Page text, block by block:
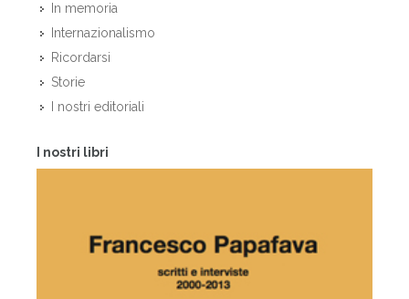
In memoria
Internazionalismo
Ricordarsi
Storie
I nostri editoriali
I nostri libri